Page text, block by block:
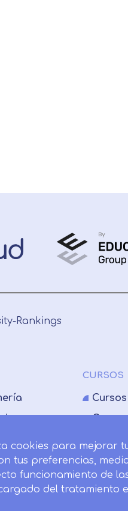
CURSOS
cookies para mejorar
tus preferencias,
funcionamiento de
del tratamiento